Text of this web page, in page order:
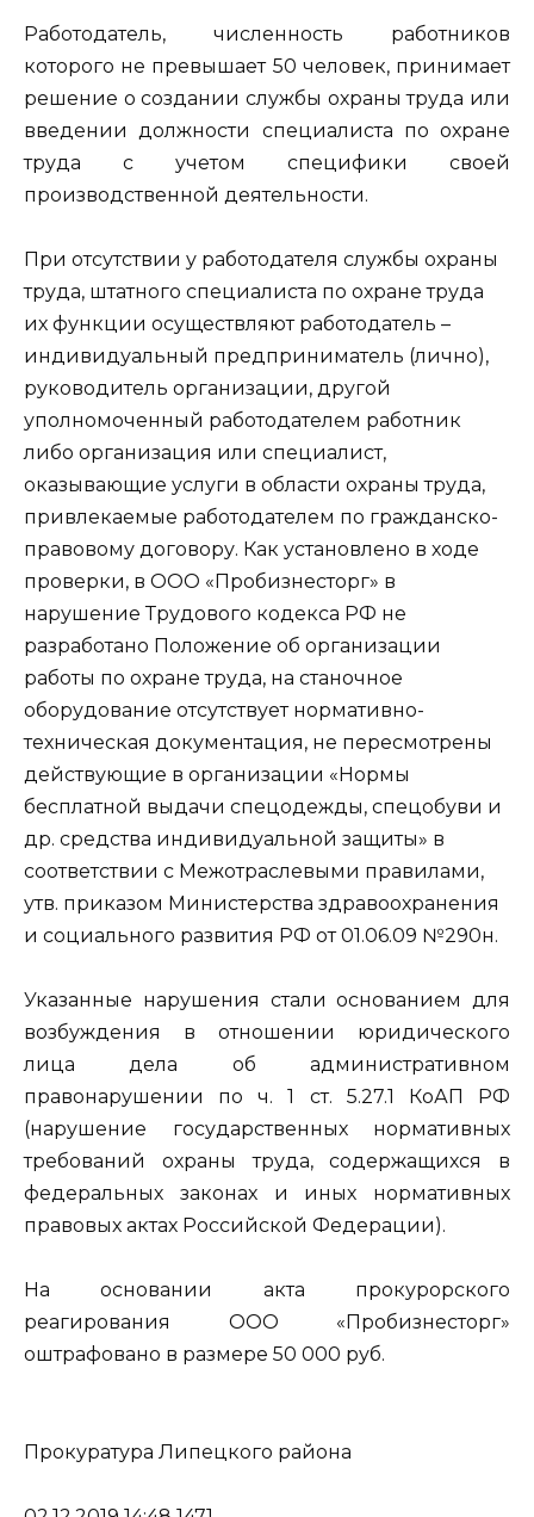
Работодатель, численность работников
которого не превышает 50 человек, принимает
решение о создании службы охраны труда или
введении должности специалиста по охране
труда с учетом специфики своей
производственной деятельности.
При отсутствии у работодателя службы охраны
труда, штатного специалиста по охране труда
их функции осуществляют работодатель –
индивидуальный предприниматель (лично),
руководитель организации, другой
уполномоченный работодателем работник
либо организация или специалист,
оказывающие услуги в области охраны труда,
привлекаемые работодателем по гражданско-
правовому договору. Как установлено в ходе
проверки, в ООО «Пробизнесторг» в
нарушение Трудового кодекса РФ не
разработано Положение об организации
работы по охране труда, на станочное
оборудование отсутствует нормативно-
техническая документация, не пересмотрены
действующие в организации «Нормы
бесплатной выдачи спецодежды, спецобуви и
др. средства индивидуальной защиты» в
соответствии с Межотраслевыми правилами,
утв. приказом Министерства здравоохранения
и социального развития РФ от 01.06.09 №290н.
Указанные нарушения стали основанием для
возбуждения в отношении юридического
лица дела об административном
правонарушении по ч. 1 ст. 5.27.1 КоАП РФ
(нарушение государственных нормативных
требований охраны труда, содержащихся в
федеральных законах и иных нормативных
правовых актах Российской Федерации).
На основании акта прокурорского
реагирования ООО «Пробизнесторг»
оштрафовано в размере 50 000 руб.
Прокуратура Липецкого района